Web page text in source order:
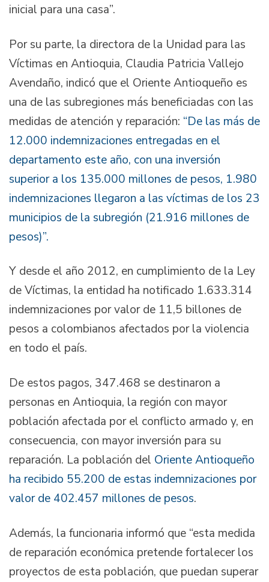
inicial para una casa”.
Por su parte, la directora de la Unidad para las
Víctimas en Antioquia, Claudia Patricia Vallejo
Avendaño, indicó que el Oriente Antioqueño es
una de las subregiones más beneficiadas con las
medidas de atención y reparación: “De las más de
12.000 indemnizaciones entregadas en el
departamento este año, con una inversión
superior a los 135.000 millones de pesos, 1.980
indemnizaciones llegaron a las víctimas de los 23
municipios de la subregión (21.916 millones de
pesos)”.
Y desde el año 2012, en cumplimiento de la Ley
de Víctimas, la entidad ha notificado 1.633.314
indemnizaciones por valor de 11,5 billones de
pesos a colombianos afectados por la violencia
en todo el país.
De estos pagos, 347.468 se destinaron a
personas en Antioquia, la región con mayor
población afectada por el conflicto armado y, en
consecuencia, con mayor inversión para su
reparación. La población del Oriente Antioqueño
ha recibido 55.200 de estas indemnizaciones por
valor de 402.457 millones de pesos.
Además, la funcionaria informó que “esta medida
de reparación económica pretende fortalecer los
proyectos de esta población, que puedan superar